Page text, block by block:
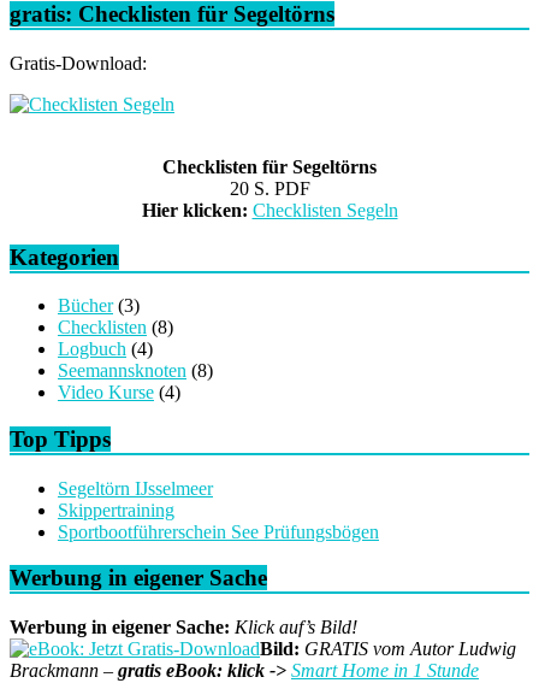
gratis: Checklisten für Segeltörns
Gratis-Download:
Checklisten für Segeltörns
20 S. PDF
Hier klicken: Checklisten Segeln
Kategorien
Bücher(3)
Checklisten (8)
Logbuch (4)
Seemannsknoten (8)
Video Kurse (4)
Top Tipps
Segeltörn IJsselmeer
Skippertraining
Sportbootführerschein See Prüfungsbögen
Werbung in eigener Sache
Werbung in eigener Sache: Klick auf’s Bild!
Bild: GRATIS vom Autor Ludwig
Brackmann – gratis eBook: klick -> Smart Home in 1 Stunde